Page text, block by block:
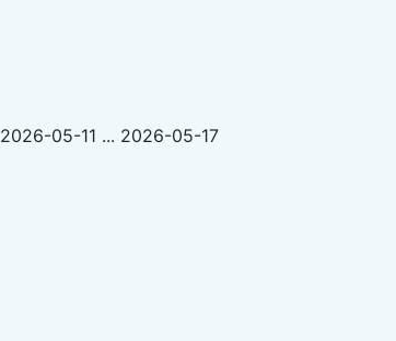
2026-05-11 ... 2026-05-17